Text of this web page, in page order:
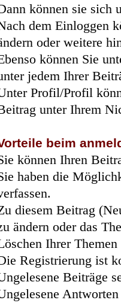
können sie sich
dem Einloggen
oder weitere
können Sie
jedem Ihrer
Profil/Profil
unter Ihrem
beim
können Ihren
haben die
diesem Beitrag
ändern oder das
Ihrer
Registrierung ist
Beiträge